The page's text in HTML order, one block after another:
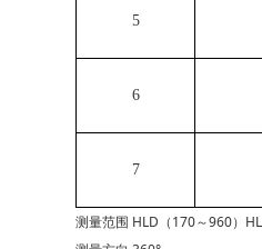
5
6
7
测量范围 HLD（170～960）